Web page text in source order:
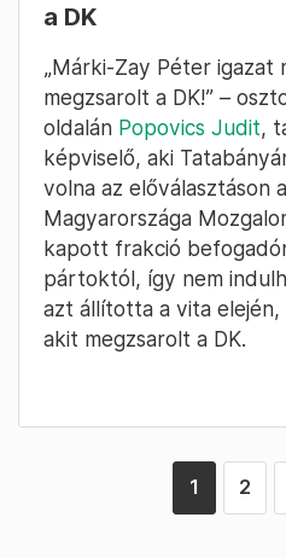
a DK
„Márki-Zay Péter igazat
megzsarolt a DK!” –
oldalán Popovics Judit,
képviselő, aki
volna az előválasztáson
Magyarországa
kapott frakció
pártoktól, így nem
azt állította a vita elején,
akit megzsarolt a DK.
1 2